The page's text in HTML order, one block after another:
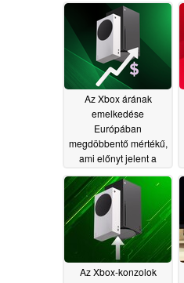
Az Xbox árának
emelkedése
Európában
megdöbbentő mértékű,
ami előnyt jelent a
08/02/2026
Az Xbox-konzolok